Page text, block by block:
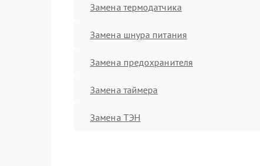
Замена термодатчика
Замена шнура питания
Замена предохранителя
Замена таймера
Замена ТЭН